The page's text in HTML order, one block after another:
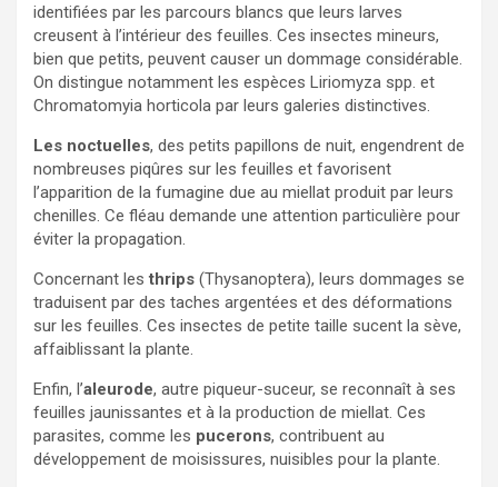
identifiées par les parcours blancs que leurs larves
creusent à l’intérieur des feuilles. Ces insectes mineurs,
bien que petits, peuvent causer un dommage considérable.
On distingue notamment les espèces Liriomyza spp. et
Chromatomyia horticola par leurs galeries distinctives.
Les noctuelles, des petits papillons de nuit, engendrent de
nombreuses piqûres sur les feuilles et favorisent
l’apparition de la fumagine due au miellat produit par leurs
chenilles. Ce fléau demande une attention particulière pour
éviter la propagation.
Concernant lesthrips (Thysanoptera), leurs dommages se
traduisent par des taches argentées et des déformations
sur les feuilles. Ces insectes de petite taille sucent la sève,
affaiblissant la plante.
Enfin, l’aleurode, autre piqueur-suceur, se reconnaît à ses
feuilles jaunissantes et à la production de miellat. Ces
parasites, comme les pucerons, contribuent au
développement de moisissures, nuisibles pour la plante.